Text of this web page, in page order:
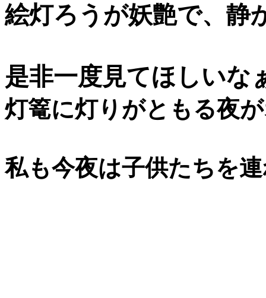
絵灯ろうが妖艶で、静
是非一度見てほしいな
灯篭に灯りがともる夜
私も今夜は子供たちを